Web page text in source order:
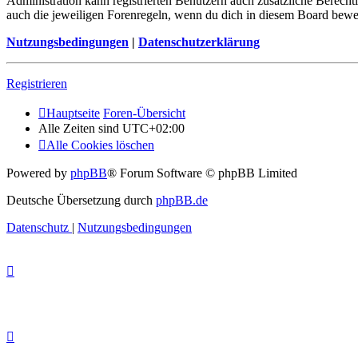
auch die jeweiligen Forenregeln, wenn du dich in diesem Board
Nutzungsbedingungen | Datenschutzerklärung
Registrieren
Hauptseite Foren-Übersicht
Alle Zeiten sind UTC+02:00
Alle Cookies löschen
Powered by phpBB® Forum Software © phpBB Limited
Deutsche Übersetzung durch phpBB.de
Datenschutz | Nutzungsbedingungen